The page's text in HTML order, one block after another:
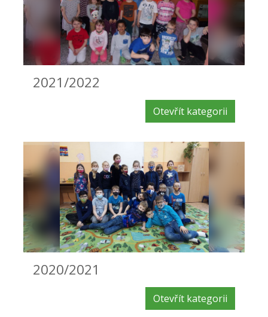
2021/2022
Otevřít kategorii
2020/2021
Otevřít kategorii